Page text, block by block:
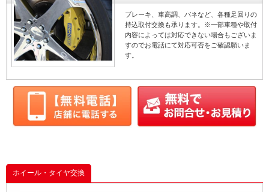
ブレーキ、車高調、バネなど、各種足回りの
持込取付交換も承ります。※一部車種や取付
内容によっては対応できない場合もございま
すのでお電話にて対応可否をご確認願いま
す。
ホイール・タイヤ交換